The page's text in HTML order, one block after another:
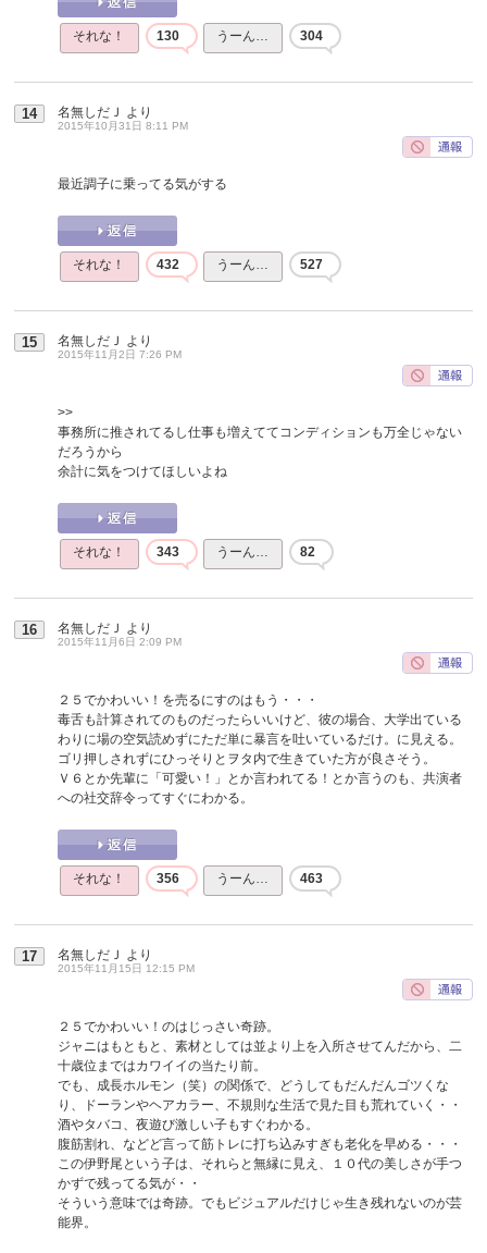
それな！ 130 うーん… 304
14 名無しだＪ より
2015年10月31日 8:11 PM
最近調子に乗ってる気がする
それな！ 432 うーん… 527
15 名無しだＪ より
2015年11月2日 7:26 PM
>>
事務所に推されてるし仕事も増えててコンディションも万全じゃない
だろうから
余計に気をつけてほしいよね
それな！ 343 うーん… 82
16 名無しだＪ より
2015年11月6日 2:09 PM
２５でかわいい！を売るにすのはもう・・・
毒舌も計算されてのものだったらいいけど、彼の場合、大学出ている
わりに場の空気読めずにただ単に暴言を吐いているだけ。に見える。
ゴリ押しされずにひっそりとヲタ内で生きていた方が良さそう。
Ｖ６とか先輩に「可愛い！」とか言われてる！とか言うのも、共演者
への社交辞令ってすぐにわかる。
それな！ 356 うーん… 463
17 名無しだＪ より
2015年11月15日 12:15 PM
２５でかわいい！のはじっさい奇跡。
ジャニはもともと、素材としては並より上を入所させてんだから、二
十歳位まではカワイイの当たり前。
でも、成長ホルモン（笑）の関係で、どうしてもだんだんゴツくな
り、ドーランやヘアカラー、不規則な生活で見た目も荒れていく・・
酒やタバコ、夜遊び激しい子もすぐわかる。
腹筋割れ、などど言って筋トレに打ち込みすぎも老化を早める・・・
この伊野尾という子は、それらと無縁に見え、１０代の美しさが手つ
かずで残ってる気が・・
そういう意味では奇跡。でもビジュアルだけじゃ生き残れないのが芸
能界。